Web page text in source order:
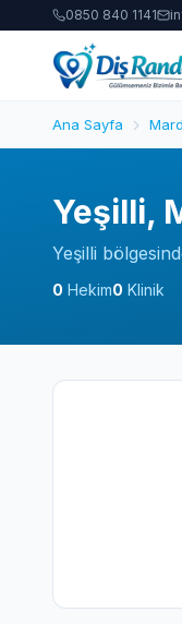
0850 840 1141
Ana Sayfa
Yeşilli,
Yeşilli
0 Hekim0 Klinik